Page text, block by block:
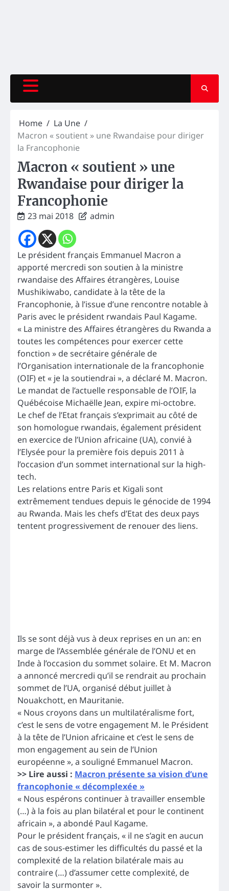
Home
La Une
Macron « soutient » une Rwandaise pour diriger
la Francophonie
Macron « soutient » une
Rwandaise pour diriger la
Francophonie
23 mai 2018 admin
Le président français Emmanuel Macron a
apporté mercredi son soutien à la ministre
rwandaise des Affaires étrangères, Louise
Mushikiwabo, candidate à la tête de la
Francophonie, à l’issue d’une rencontre notable à
Paris avec le président rwandais Paul Kagame.
« La ministre des Affaires étrangères du Rwanda a
toutes les compétences pour exercer cette
fonction » de secrétaire générale de
l’Organisation internationale de la francophonie
(OIF) et « je la soutiendrai », a déclaré M. Macron.
Le mandat de l’actuelle responsable de l’OIF, la
Québécoise Michaëlle Jean, expire mi-octobre.
Le chef de l’Etat français s’exprimait au côté de
son homologue rwandais, également président
en exercice de l’Union africaine (UA), convié à
l’Elysée pour la première fois depuis 2011 à
l’occasion d’un sommet international sur la high-
tech.
Les relations entre Paris et Kigali sont
extrêmement tendues depuis le génocide de 1994
au Rwanda. Mais les chefs d’Etat des deux pays
tentent progressivement de renouer des liens.
Ils se sont déjà vus à deux reprises en un an: en
marge de l’Assemblée générale de l’ONU et en
Inde à l’occasion du sommet solaire. Et M. Macron
a annoncé mercredi qu’il se rendrait au prochain
sommet de l’UA, organisé début juillet à
Nouakchott, en Mauritanie.
« Nous croyons dans un multilatéralisme fort,
c’est le sens de votre engagement M. le Président
à la tête de l’Union africaine et c’est le sens de
mon engagement au sein de l’Union
européenne », a souligné Emmanuel Macron.
>> Lire aussi : Macron présente sa vision d’une
francophonie « décomplexée »
« Nous espérons continuer à travailler ensemble
(…) à la fois au plan bilatéral et pour le continent
africain », a abondé Paul Kagame.
Pour le président français, « il ne s’agit en aucun
cas de sous-estimer les difficultés du passé et la
complexité de la relation bilatérale mais au
contraire (…) d’assumer cette complexité, de
savoir la surmonter ».